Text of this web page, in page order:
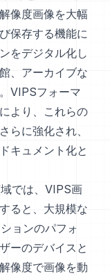
像度画像を大幅
保存する機能に
をデジタル化し
、アーカイブな
VIPSフォーマ
より、これらの
らに強化され、
キュメント化と
では、VIPS画
ると、大規模な
ョンのパフォ
ーのデバイスと
像度で画像を動